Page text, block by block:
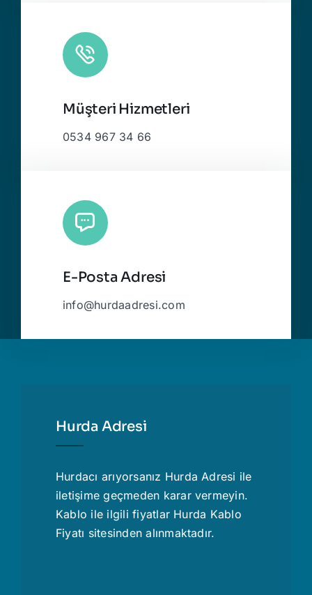
Müşteri Hizmetleri
0534 967 34 66
E-Posta Adresi
info@hurdaadresi.com
Hurda Adresi
Hurdacı arıyorsanız Hurda Adresi ile
iletişime geçmeden karar vermeyin.
Kablo ile ilgili fiyatlar Hurda Kablo
Fiyatı sitesinden alınmaktadır.